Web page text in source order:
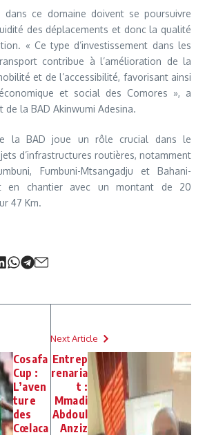
dans ce domaine doivent se poursuivre
des déplacements et donc la qualité
« Ce type d’investissement dans les
contribue à l’amélioration de la
et de l’accessibilité, favorisant ainsi
et social des Comores », a
de la BAD Akinwumi Adesina.
la BAD joue un rôle crucial dans le
d’infrastructures routières, notamment
Fumbuni-Mtsangadju et Bahani-
en chantier avec un montant de 20
47 Km.
Cosafa
Cup :
L’aven
ture
des
Cœlaca
Next Article
Entrep
renaria
t :
Mmadi
Abdoul
Anziz